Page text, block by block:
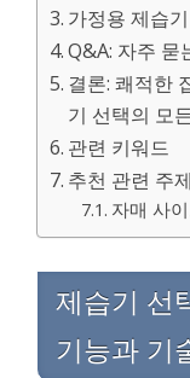
가정용 제습
Q&A: 자주 묻
결론: 쾌적한
기 선택의 모
관련 키워드
추천 관련 주제
자매 사
제습기 선
기능과 기